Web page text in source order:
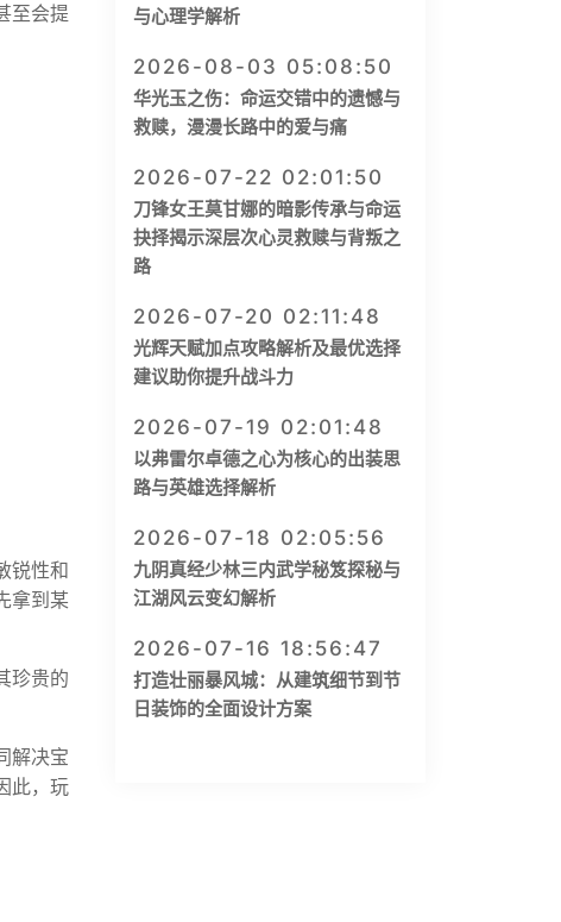
至会提
锐性和
拿到某
珍贵的
解决宝
此，玩
与心理学解析
2026-08-03 05:08:50
华光玉之伤：命运交错中的遗憾与
救赎，漫漫长路中的爱与痛
2026-07-22 02:01:50
刀锋女王莫甘娜的暗影传承与命运
抉择揭示深层次心灵救赎与背叛之
路
2026-07-20 02:11:48
光辉天赋加点攻略解析及最优选择
建议助你提升战斗力
2026-07-19 02:01:48
以弗雷尔卓德之心为核心的出装思
路与英雄选择解析
2026-07-18 02:05:56
九阴真经少林三内武学秘笈探秘与
江湖风云变幻解析
2026-07-16 18:56:47
打造壮丽暴风城：从建筑细节到节
日装饰的全面设计方案